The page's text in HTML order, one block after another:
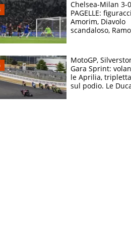
Chelsea-Milan 3-0
PAGELLE:
Amorim, Diavolo
scandaloso, Ramos
MotoGP,
Gara Sprint:
le Aprilia, tripletta
sul podio. Le